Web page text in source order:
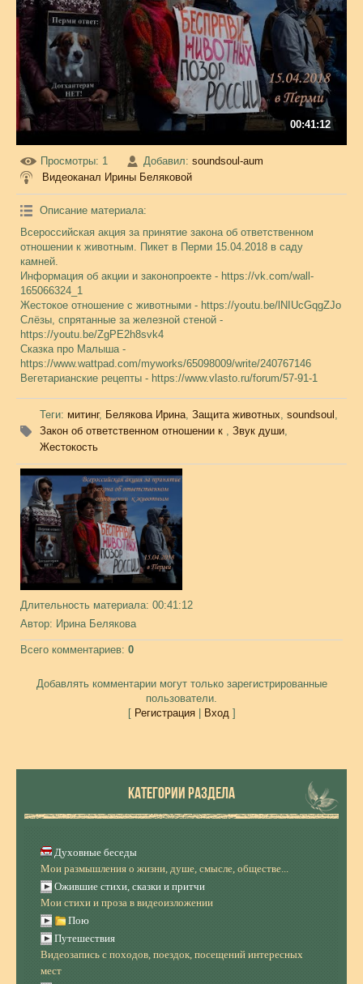
00:41:12
Просмотры: 1 Добавил: soundsoul-aum
Видеоканал Ирины Беляковой
Описание материала:
Всероссийская акция за принятие закона об ответственном
отношении к животным. Пикет в Перми 15.04.2018 в саду
камней.
Информация об акции и законопроекте - https://vk.com/wall-
165066324_1
Жестокое отношение с животными - https://youtu.be/lNIUcGqgZJo
Слёзы, спрятанные за железной стеной -
https://youtu.be/ZgPE2h8svk4
Сказка про Малыша -
https://www.wattpad.com/myworks/65098009/write/240767146
Вегетарианские рецепты - https://www.vlasto.ru/forum/57-91-1
Теги: митинг, Белякова Ирина, Защита животных, soundsoul ,
Закон об ответственном отношении к , Звук души,
Жестокость
Длительность материала: 00:41:12
Автор: Ирина Белякова
Всего комментариев: 0
Добавлять комментарии могут только зарегистрированные
пользователи.
[ Регистрация| Вход]
КАТЕГОРИИ РАЗДЕЛА
Духовные беседы
Мои размышления о жизни, душе, смысле, обществе...
Ожившие стихи, сказки и притчи
Мои стихи и проза в видеоизложении
Пою
Путешествия
Видеозапись с походов, поездок, посещений интересных
мест